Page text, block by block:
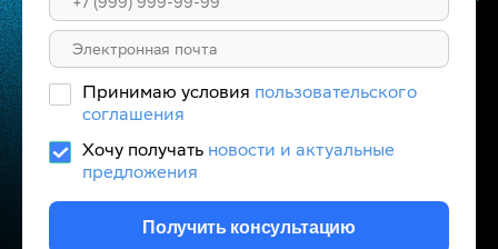
Принимаю условия пользовательского
соглашения
Хочу получать новости и актуальные
предложения
Получить консультацию